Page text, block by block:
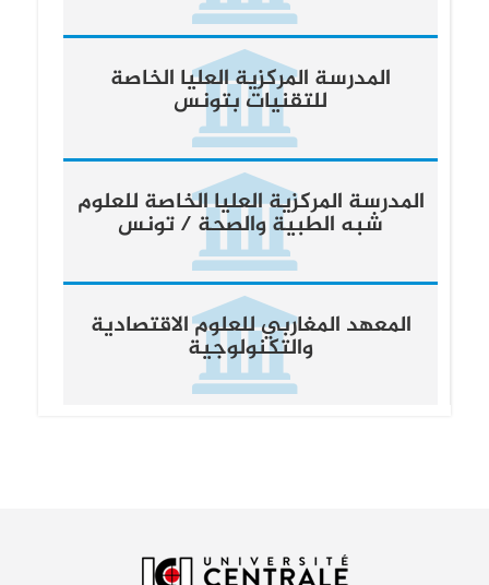
المدرسة المركزية العليا الخاصة
للتقنيات بتونس
المدرسة المركزية العليا الخاصة للعلوم
شبه الطبية والصحة / تونس
المعهد المغاربي للعلوم الاقتصادية
والتكنولوجية